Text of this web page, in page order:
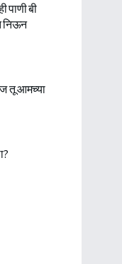
पाणी बी
निऊन
तू आमच्या